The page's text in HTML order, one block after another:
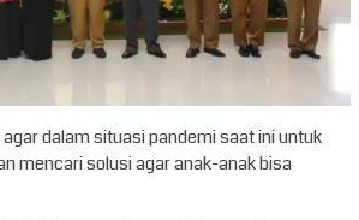
dalam situasi pandemi saat ini untuk
mencari solusi agar anak-anak bisa